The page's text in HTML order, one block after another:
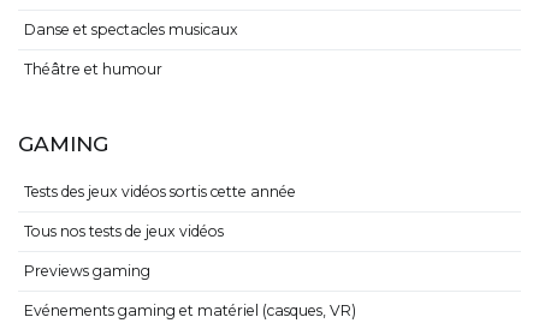
Danse et spectacles musicaux
Théâtre et humour
GAMING
Tests des jeux vidéos sortis cette année
Tous nos tests de jeux vidéos
Previews gaming
Evénements gaming et matériel (casques, VR)